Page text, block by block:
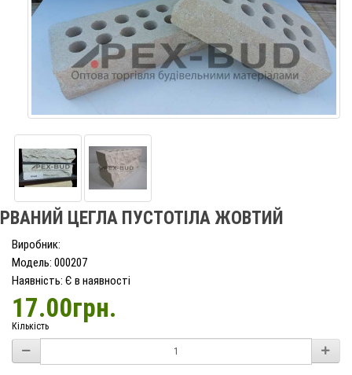
РВАНИЙ ЦЕГЛА ПУСТОТІЛА ЖОВТИЙ
Виробник:
Модель: 000207
Наявність: Є в наявності
17.00грн.
Кількість